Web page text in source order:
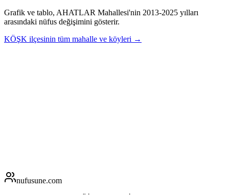
Grafik ve tablo, AHATLAR Mahallesi'nin 2013-2025 yılları
arasındaki nüfus değişimini gösterir.
KÖŞK ilçesinin tüm mahalle ve köyleri →
nufusune.com